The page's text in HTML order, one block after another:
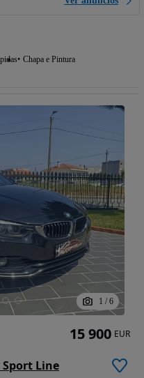
Chapa e Pintura
1 / 6
Sport Line
15 900 EUR